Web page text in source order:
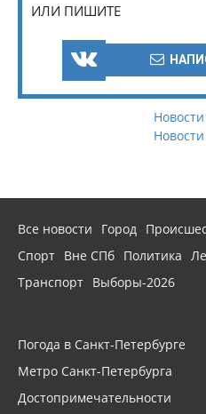
ИЛИ ПИШИТЕ
Все новости Город
Спорт Вне СПб Политика
Транспорт Выборы-2026
Погода в Санкт-Петербурге
Метро Санкт-Петербурга
Достопримечательности